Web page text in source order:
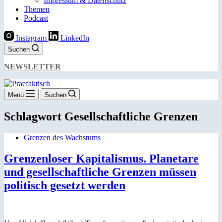
Themen
Podcast
Instagram LinkedIn
Suchen
NEWSLETTER
Menü Suchen
Schlagwort Gesellschaftliche Grenzen
Grenzen des Wachstums
Grenzenloser Kapitalismus. Planetare
und gesellschaftliche Grenzen müssen
politisch gesetzt werden